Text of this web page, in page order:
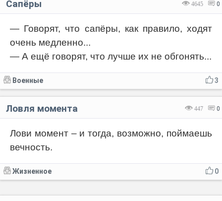
4645 0
Сапёры
— Говорят, что сапёры, как правило, ходят
очень медленно...
— А ещё говорят, что лучше их не обгонять...
3
Военные
447 0
Ловля момента
Лови момент – и тогда, возможно, поймаешь
вечность.
0
Жизненное